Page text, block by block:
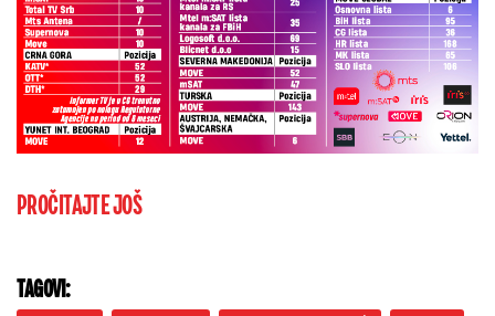
PROČITAJTE JOŠ
TAGOVI: